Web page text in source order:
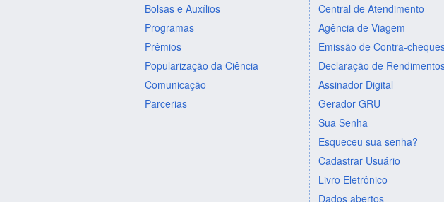
Bolsas e Auxílios
Programas
Prêmios
Popularização da Ciência
Comunicação
Parcerias
Central de Atendimento
Agência de Viagem
Emissão de Contra-
Declaração de
Assinador Digital
Gerador GRU
Sua Senha
Esqueceu sua senha?
Cadastrar Usuário
Livro Eletrônico
Dados abertos